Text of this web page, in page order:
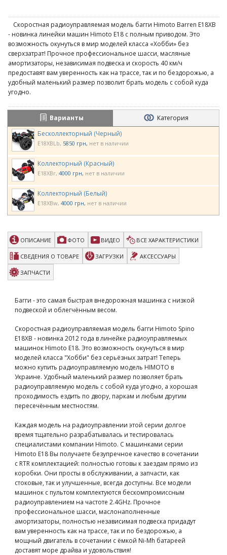
Скоростная радиоуправляемая модель багги Himoto Barren E18XB
- новинка линейки машин Himoto E18 с полным приводом. Это
возможность окунуться в мир моделей класса «Хобби» без
сверхзатрат! Прочное профессиональное шасси, масляные
амортизаторы, независимая подвеска и скорость 40 км/ч
предоставят вам уверенность как на трассе, так и по бездорожью, а
удобный маленький размер позволит брать модель с собой куда
угодно.
Варианты
Категория
Бесколлекторный (Черный)
E18XBLb 5850 грн нет в наличии
Коллекторный (Красный)
E18XBr 4000 грн нет в наличии
Коллекторный (Белый)
E18XBw 4000 грн нет в наличии
ОПИСАНИЕ ФОТО ВИДЕО ВСЕ ХАРАКТЕРИСТИКИ
СВЕДЕНИЯ О ТОВАРЕ ЗАГРУЗКИ АКСЕССУАРЫ
ЗАПЧАСТИ
Багги - это самая быстрая внедорожная машинка с низкой
подвеской и облегчённым весом.
Скоростная радиоуправляемая модель багги Himoto Spino
E18XB - новинка 2012 года в линейке радиоуправляемых
машинок Himoto E18. Это возможность окунуться в мир
моделей класса "Хобби" без серьёзных затрат! Теперь
можно купить радиоуправляемую модель HIMOTO в
Украине. Удобный маленький размер позволяет брать
радиоуправляемую модель с собой куда угодно, а хорошая
проходимость ездить по двору, паркам и любым другим
пересечённым местностям.
Каждая модель на радиоуправлении этой серии долгое
время тщательно разрабатывалась и тестировалась
специалистами компании Himoto. С машинками серии
Himoto E18 Вы получаете безупречное качество в сочетании
с RTR комплектацией: полностью готовы к заездам прямо из
коробки. Они просты в обслуживании, а запчасти, как
стоковые, так и улучшенные, всегда доступны. Все модели
машинок с пультом комплектуются бескомпромиссным
радиоуправлением на частоте 2.4GHz. Прочное
профессиональное шасси, маслонаполненные
амортизаторы, полностью независимая подвеска придадут
вам уверенность как на трассе, так и по бездорожью, а
мощный двигатель в сочетании с ёмкой Ni-Mh батареей
доставят море драйва и удовольствия!